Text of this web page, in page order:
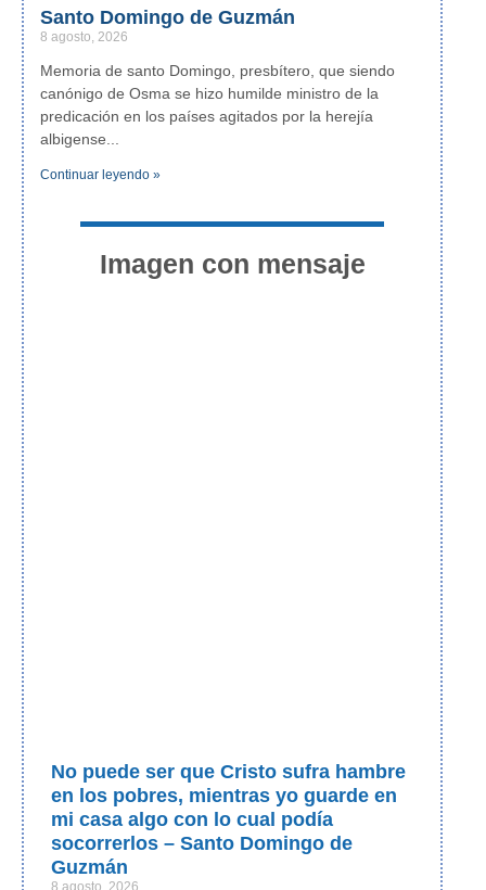
Santo Domingo de Guzmán
8 agosto, 2026
Memoria de santo Domingo, presbítero, que siendo
canónigo de Osma se hizo humilde ministro de la
predicación en los países agitados por la herejía
albigense
Continuar leyendo »
Imagen con mensaje
No puede ser que Cristo sufra hambre
en los pobres, mientras yo guarde en
mi casa algo con lo cual podía
socorrerlos – Santo Domingo de
Guzmán